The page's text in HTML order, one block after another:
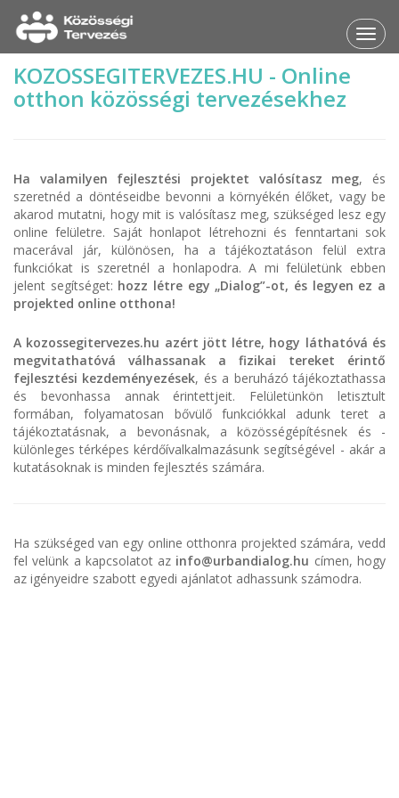
KOZOSSEGITERVEZES.HU - Online
otthon közösségi tervezésekhez
Ha valamilyen fejlesztési projektet valósítasz meg, és
szeretnéd a döntéseidbe bevonni a környékén élőket, vagy be
akarod mutatni, hogy mit is valósítasz meg, szükséged lesz egy
online felületre. Saját honlapot létrehozni és fenntartani sok
macerával jár, különösen, ha a tájékoztatáson felül extra
funkciókat is szeretnél a honlapodra. A mi felületünk ebben
jelent segítséget: hozz létre egy „Dialog”-ot, és legyen ez a
projekted online otthona!
A kozossegitervezes.hu azért jött létre, hogy láthatóvá és
megvitathatóvá válhassanak a fizikai tereket érintő
fejlesztési kezdeményezések, és a beruházó tájékoztathassa
és bevonhassa annak érintettjeit. Felületünkön letisztult
formában, folyamatosan bővülő funkciókkal adunk teret a
tájékoztatásnak, a bevonásnak, a közösségépítésnek és -
különleges térképes kérdőívalkalmazásunk segítségével - akár a
kutatásoknak is minden fejlesztés számára.
Ha szükséged van egy online otthonra projekted számára, vedd
fel velünk a kapcsolatot az info@urbandialog.hu címen, hogy
az igényeidre szabott egyedi ajánlatot adhassunk számodra.